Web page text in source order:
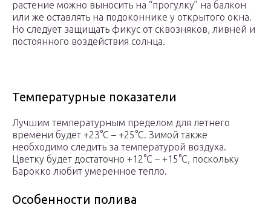
растение можно выносить на “прогулку” на балкон
или же оставлять на подоконнике у открытого окна.
Но следует защищать фикус от сквозняков, ливней и
постоянного воздействия солнца.
Температурные показатели
Лучшим температурным пределом для летнего
времени будет +23°С – +25°С. Зимой также
необходимо следить за температурой воздуха.
Цветку будет достаточно +12°С – +15°С, поскольку
Барокко любит умеренное тепло.
Особенности полива